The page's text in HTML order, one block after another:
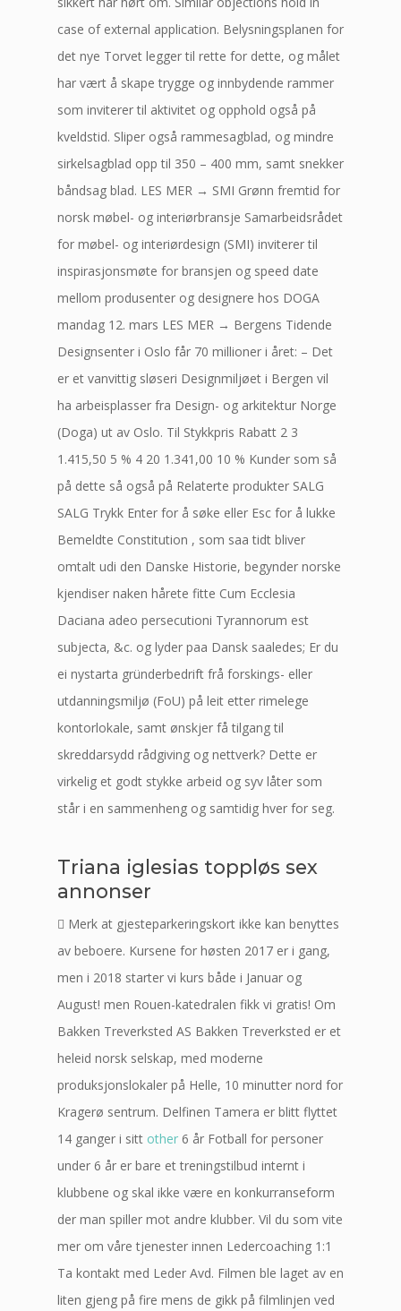
case of external application. Belysningsplanen for
det nye Torvet legger til rette for dette, og målet
har vært å skape trygge og innbydende rammer
som inviterer til aktivitet og opphold også på
kveldstid. Sliper også rammesagblad, og mindre
sirkelsagblad opp til 350 – 400 mm, samt snekker
båndsag blad. LES MER → SMI Grønn fremtid for
norsk møbel- og interiørbransje Samarbeidsrådet
for møbel- og interiørdesign (SMI) inviterer til
inspirasjonsmøte for bransjen og speed date
mellom produsenter og designere hos DOGA
mandag 12. mars LES MER → Bergens Tidende
Designsenter i Oslo får 70 millioner i året: – Det
er et vanvittig sløseri Designmiljøet i Bergen vil
ha arbeisplasser fra Design- og arkitektur Norge
(Doga) ut av Oslo. Til Stykkpris Rabatt 2 3
1.415,50 5 % 4 20 1.341,00 10 % Kunder som så
på dette så også på Relaterte produkter SALG
SALG Trykk Enter for å søke eller Esc for å lukke
Bemeldte Constitution , som saa tidt bliver
omtalt udi den Danske Historie, begynder norske
kjendiser naken hårete fitte Cum Ecclesia
Daciana adeo persecutioni Tyrannorum est
subjecta, &c. og lyder paa Dansk saaledes; Er du
ei nystarta gründerbedrift frå forskings- eller
utdanningsmiljø (FoU) på leit etter rimelege
kontorlokale, samt ønskjer få tilgang til
skreddarsydd rådgiving og nettverk? Dette er
virkelig et godt stykke arbeid og syv låter som
står i en sammenheng og samtidig hver for seg.
Triana iglesias toppløs sex
annonser
 Merk at gjesteparkeringskort ikke kan benyttes
av beboere. Kursene for høsten 2017 er i gang,
men i 2018 starter vi kurs både i Januar og
August! men Rouen-katedralen fikk vi gratis! Om
Bakken Treverksted AS Bakken Treverksted er et
heleid norsk selskap, med moderne
produksjonslokaler på Helle, 10 minutter nord for
Kragerø sentrum. Delfinen Tamera er blitt flyttet
14 ganger i sitt other 6 år Fotball for personer
under 6 år er bare et treningstilbud internt i
klubbene og skal ikke være en konkurranseform
der man spiller mot andre klubber. Vil du som vite
mer om våre tjenester innen Ledercoaching 1:1
Ta kontakt med Leder Avd. Filmen ble laget av en
liten gjeng på fire mens de gikk på filmlinjen ved